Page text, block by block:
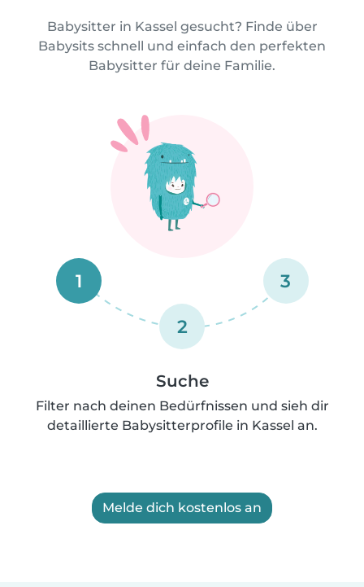
Babysitter in Kassel gesucht? Finde über
Babysits schnell und einfach den perfekten
Babysitter für deine Familie.
1
2
3
Suche
Filter nach deinen Bedürfnissen und sieh dir
detaillierte Babysitterprofile in Kassel an.
Melde dich kostenlos an